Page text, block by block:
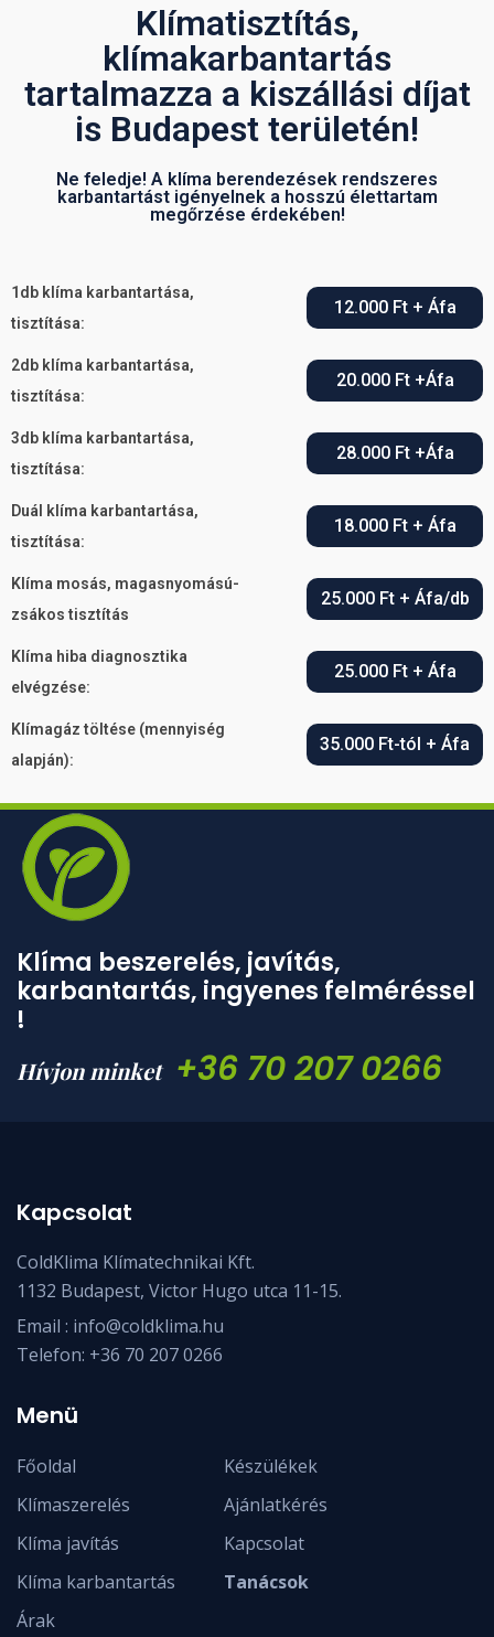
Klímatisztítás,
klímakarbantartás
tartalmazza a kiszállási díjat
is Budapest területén!
Ne feledje! A klíma berendezések rendszeres
karbantartást igényelnek a hosszú élettartam
megőrzése érdekében!
1db klíma karbantartása,
tisztítása:
12.000 Ft + Áfa
2db klíma karbantartása,
tisztítása:
20.000 Ft +Áfa
3db klíma karbantartása,
tisztítása:
28.000 Ft +Áfa
Duál klíma karbantartása,
tisztítása:
18.000 Ft + Áfa
Klíma mosás, magasnyomású-
zsákos tisztítás
25.000 Ft + Áfa/db
Klíma hiba diagnosztika
elvégzése:
25.000 Ft + Áfa
Klímagáz töltése (mennyiség
alapján):
35.000 Ft-tól + Áfa
Klíma beszerelés, javítás,
karbantartás, ingyenes felméréssel
!
Hívjon minket +36 70 207 0266
Kapcsolat
ColdKlima Klímatechnikai Kft.
1132 Budapest, Victor Hugo utca 11-15.
Email : info@coldklima.hu
Telefon: +36 70 207 0266
Menü
Főoldal
Klímaszerelés
Klíma javítás
Klíma karbantartás
Árak
Készülékek
Ajánlatkérés
Kapcsolat
Tanácsok